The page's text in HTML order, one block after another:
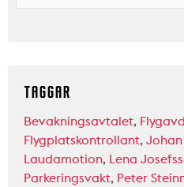
TAGGAR
Bevakningsavtalet,
Flygplatskontrollant,
Laudamotion, Lena
Parkeringsvakt, Peter